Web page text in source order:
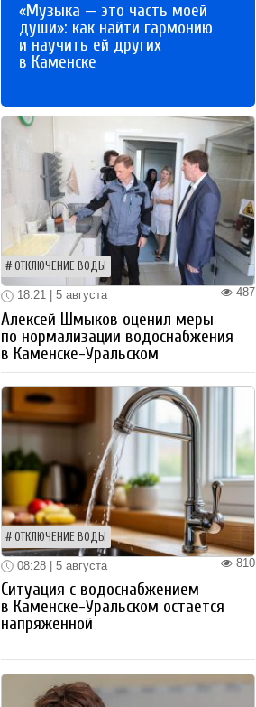
«Музыка — это часть моей
души»: как найти гармонию
и научить ей других
в Каменске
ОТКЛЮЧЕНИЕ ВОДЫ
487
18:21 | 5 августа
Алексей Шмыков оценил меры
по нормализации водоснабжения
в Каменске-Уральском
ОТКЛЮЧЕНИЕ ВОДЫ
810
08:28 | 5 августа
Ситуация с водоснабжением
в Каменске-Уральском остается
напряженной